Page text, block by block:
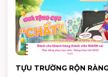
TỰU TRƯỜNG RỘN